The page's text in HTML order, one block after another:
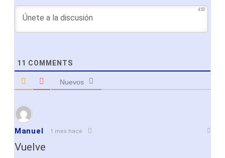
450
11 COMMENTS
Nuevos
Manuel 1 mes hace
Vuelve